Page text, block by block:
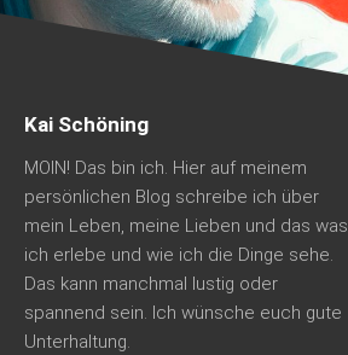
Kai Schöning
MOIN! Das bin ich. Hier auf meinem
persönlichen Blog schreibe ich über
mein Leben, meine Lieben und das was
ich erlebe und wie ich die Dinge sehe.
Das kann manchmal lustig oder
spannend sein. Ich wünsche euch gute
Unterhaltung.